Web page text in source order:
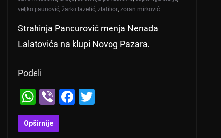
veljko paunović, žarko lazetić, zlatibor, zoran mirković
Strahinja Pandurović menja Nenada
Lalatovića na klupi Novog Pazara.
Podeli
W
h
at
Vi
b
er
F
Opširnije